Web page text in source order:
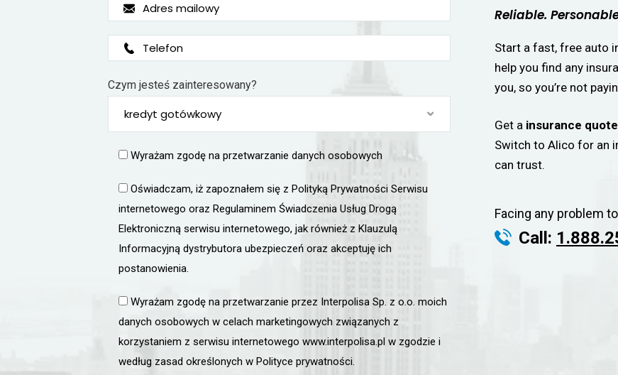
Czym jesteś zainteresowany?
kredyt gotówkowy
Wyrażam zgodę na przetwarzanie danych osobowych
Oświadczam, iż zapoznałem się z Polityką Prywatności Serwisu
internetowego oraz Regulaminem Świadczenia Usług Drogą
Elektroniczną serwisu internetowego, jak również z Klauzulą
Informacyjną dystrybutora ubezpieczeń oraz akceptuję ich
postanowienia.
Wyrażam zgodę na przetwarzanie przez Interpolisa Sp. z o.o. moich
danych osobowych w celach marketingowych związanych z
korzystaniem z serwisu internetowego www.interpolisa.pl w zgodzie i
według zasad określonych w Polityce prywatności.
Reliable.
Start a fast, free auto
help you find any
you, so you’re not
Get a insurance quote
Switch to Alico for an
can trust.
Facing any problem
Call: